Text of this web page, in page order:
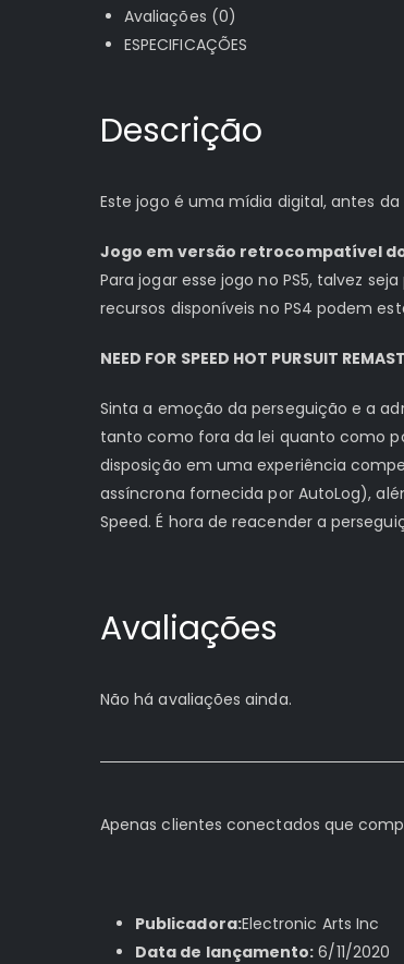
Avaliações (0)
ESPECIFICAÇÕES
Descrição
Este jogo é uma mídia digital, antes
Jogo em versão retrocompatível
Para jogar esse jogo no PS5, talvez
recursos disponíveis no PS4 podem
NEED FOR SPEED HOT PURSUIT
Sinta a emoção da perseguição e a
tanto como fora da lei quanto como
disposição em uma experiência
assíncrona fornecida por AutoLog),
Speed. É hora de reacender a
Avaliações
Não há avaliações ainda.
Apenas clientes conectados que
Publicadora:Electronic Arts Inc
Data de lançamento: 6/11/2020